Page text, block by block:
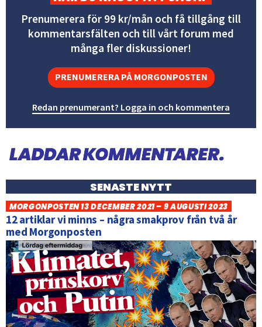
Prenumerera för 99 kr/mån och få tillgång till
kommentarsfälten och till vårt forum med
många fler diskussioner!
PRENUMERERA PÅ MORGONPOSTEN
Redan prenumerant? Logga in och kommentera
SENASTE NYTT
MORGONPOSTEN 13 DECEMBER 2021 – 9 AUGUSTI 2023
12 artiklar vi minns – några smakprov från två år
med Morgonposten